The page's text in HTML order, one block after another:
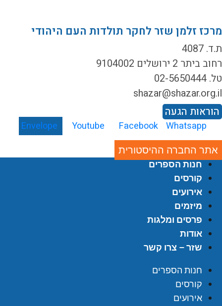
זלמן שזר לחקר תולדות העם היהודי
4087
ביתר 2 ירושלים 9104002
הגעה
Envelope Youtube Facebook Whatsapp
אתר החברה ההיסטורית
חנות הספרים
קורסים
אירועים
מיזמים
פרסים ומלגות
אודות
שזר – צרו קשר
חנות הספרים
קורסים
אירועים